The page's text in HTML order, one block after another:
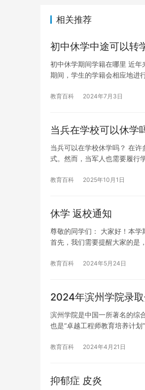
相关推荐
初中休学中途可以转
初中休学期间学籍在哪里 近
期间，学生的学籍会相应地进
教育百科 2024年7月3日
当兵在学校可以休学
当兵可以在学校休学吗？ 在
式。然而，当军人也需要履行
教育百科 2025年10月1日
休学 返校通知
尊敬的同学们： 大家好！本学
首先，我们需要提醒大家的是
教育百科 2024年5月24日
2024年滨州学院录
滨州学院是中国一所著名的综
也是“卓越工程师教育培养计
教育百科 2024年4月21日
抑郁症 皮炎